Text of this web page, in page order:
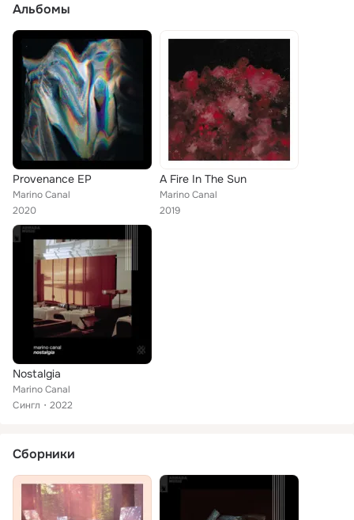
Альбомы
Provenance EP
Marino Canal
2020
A Fire In The Sun
Marino Canal
2019
Nostalgia
Marino Canal
Сингл
2022
Сборники